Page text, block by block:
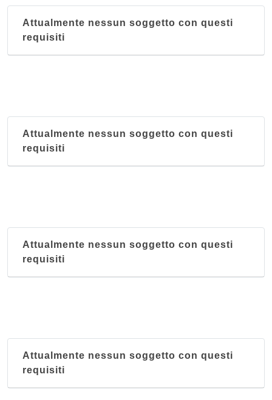
Attualmente nessun soggetto con questi
requisiti
Attualmente nessun soggetto con questi
requisiti
Attualmente nessun soggetto con questi
requisiti
Attualmente nessun soggetto con questi
requisiti